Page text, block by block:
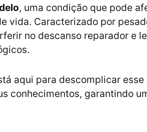
, uma condição que pode
vida. Caracterizado por
no descanso reparador e
aqui para descomplicar
conhecimentos, garantindo